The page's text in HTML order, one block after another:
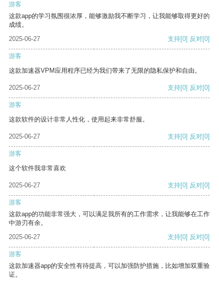
游客
这款app的学习氛围很浓厚，能够激励我不断学习，让我能够取得更好的
成绩。
2025-06-27
支持[0] 反对[0]
游客
这款加速器VPM应用程序已经为我们带来了无限的隐私保护和自由。
2025-06-27 支持[0] 反对[0]
游客
这款软件的设计非常人性化，使用起来非常舒服。
2025-06-27 支持[0] 反对[0]
游客
这个软件我非常喜欢
2025-06-27 支持[0] 反对[0]
游客
这款app的功能非常强大，可以满足我所有的工作需求，让我能够在工作
中游刃有余。
2025-06-27
支持[0] 反对[0]
游客
这款加速器app的安全性有待提高，可以加强防护措施，比如增加双重验
证。